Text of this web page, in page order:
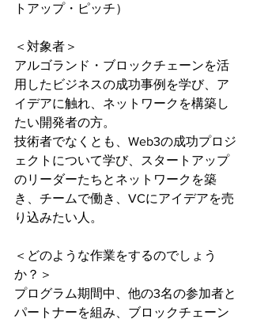
トアップ・ピッチ）
＜対象者＞
アルゴランド・ブロックチェーンを活
用したビジネスの成功事例を学び、ア
イデアに触れ、ネットワークを構築し
たい開発者の方。
技術者でなくとも、Web3の成功プロジ
ェクトについて学び、スタートアップ
のリーダーたちとネットワークを築
き、チームで働き、VCにアイデアを売
り込みたい人。
＜どのような作業をするのでしょう
か？＞
プログラム期間中、他の3名の参加者と
パートナーを組み、ブロックチェーン